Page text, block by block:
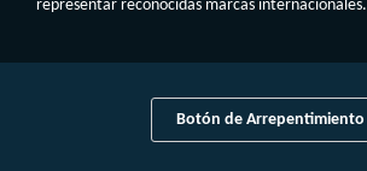
representar reconocidas marcas internacionales.
Botón de Arrepentimiento